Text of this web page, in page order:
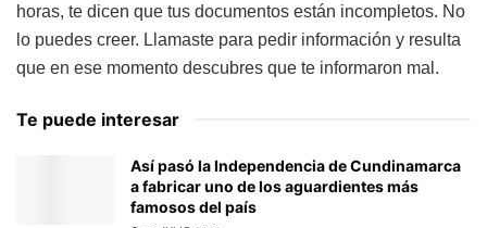
horas, te dicen que tus documentos están incompletos. No
lo puedes creer. Llamaste para pedir información y resulta
que en ese momento descubres que te informaron mal.
Te puede interesar
Así pasó la Independencia de Cundinamarca
a fabricar uno de los aguardientes más
famosos del país